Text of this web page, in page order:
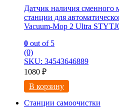
Датчик наличия
станции для
Vacuum-Mop 2 Ultra
0 out of 5
(0)
SKU: 34543646889
1080 ₽
В корзину
Станции самоочистки